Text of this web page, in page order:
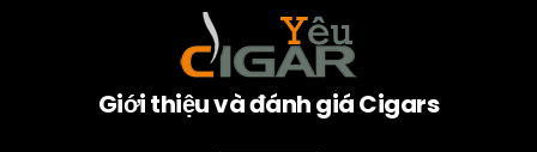
Giới thiệu và đánh giá Cigars